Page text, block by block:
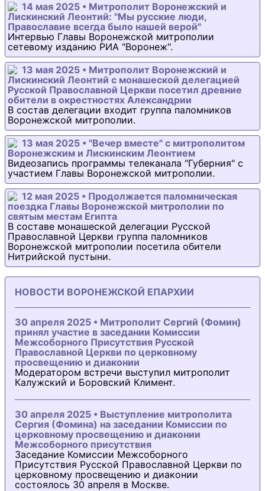
14 мая 2025 • Митрополит Воронежский и
Лискинский Леонтий: "Мы русские люди,
Православие всегда было нашей верой"
Интервью Главы Воронежской митрополии
сетевому изданию РИА "Воронеж".
13 мая 2025 • Митрополит Воронежский и
Лискинский Леонтий с монашеской делегацией
Русской Православной Церкви посетил древние
обители в окрестностях Александрии
В состав делегации входит группа паломников
Воронежской митрополии.
13 мая 2025 • "Вечер вместе" с митрополитом
Воронежским и Лискинским Леонтием
Видеозапись программы телеканала "Губерния" с
участием Главы Воронежской митрополии.
12 мая 2025 • Продолжается паломническая
поездка Главы Воронежской митрополии по
святым местам Египта
В составе монашеской делегации Русской
Православной Церкви группа паломников
Воронежской митрополии посетила обители
Нитрийской пустыни.
НОВОСТИ ВОРОНЕЖСКОЙ ЕПАРХИИ
30 апреля 2025 • Митрополит Сергий (Фомин)
принял участие в заседании Комиссии
Межсоборного Присутствия Русской
Православной Церкви по церковному
просвещению и диаконии
Модератором встречи выступил митрополит
Калужский и Боровский Климент.
30 апреля 2025 • Выступление митрополита
Сергия (Фомина) на заседании Комиссии по
церковному просвещению и диаконии
Межсоборного присутствия
Заседание Комиссии Межсоборного
Присутствия Русской Православной Церкви по
церковному просвещению и диаконии
состоялось 30 апреля в Москве.